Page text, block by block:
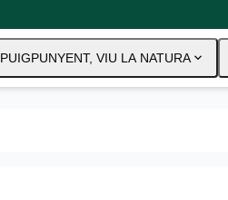
PUIGPUNYENT, VIU LA NATURAexpand_more